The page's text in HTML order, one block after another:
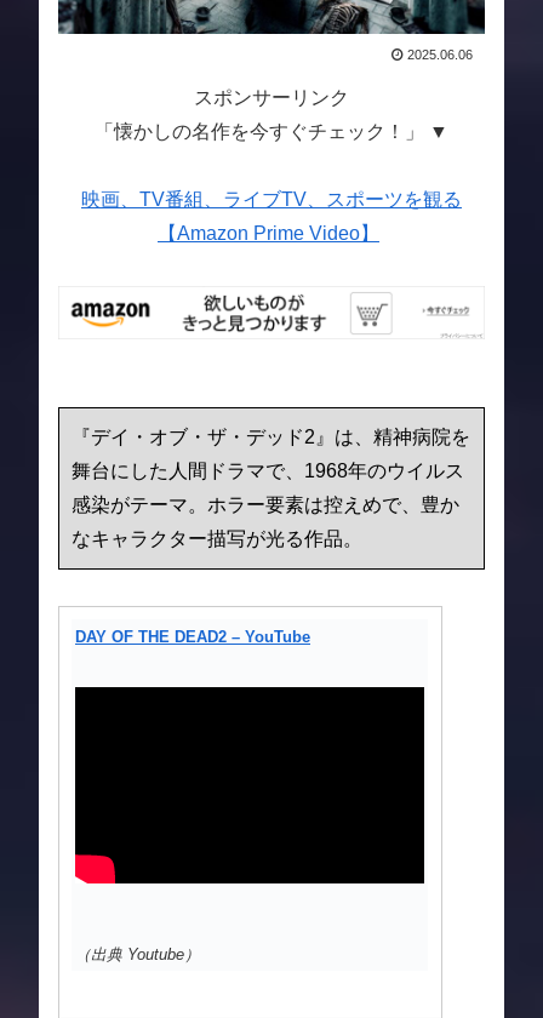
2025.06.06
スポンサーリンク
「懐かしの名作を今すぐチェック！」 ▼
映画、TV番組、ライブTV、スポーツを観る
【Amazon Prime Video】
『デイ・オブ・ザ・デッド2』は、精神病院を
舞台にした人間ドラマで、1968年のウイルス
感染がテーマ。ホラー要素は控えめで、豊か
なキャラクター描写が光る作品。
DAY OF THE DEAD2 – YouTube
（出典 Youtube）